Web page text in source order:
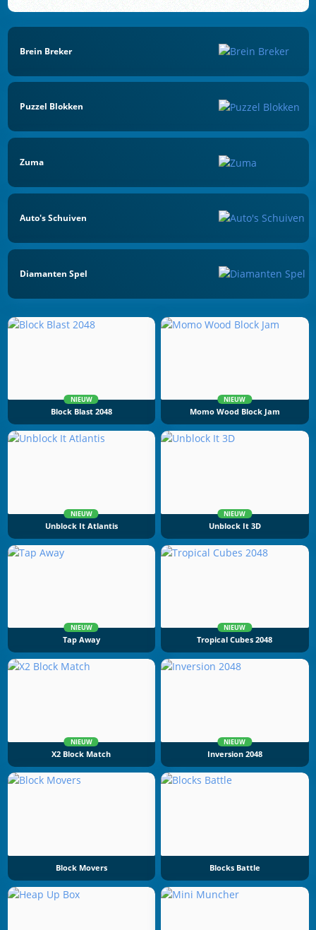
Brein Breker
Puzzel Blokken
Zuma
Auto's Schuiven
Diamanten Spel
NIEUW
Block Blast 2048
NIEUW
Momo Wood Block Jam
NIEUW
Unblock It Atlantis
NIEUW
Unblock It 3D
NIEUW
Tap Away
NIEUW
Tropical Cubes 2048
NIEUW
X2 Block Match
NIEUW
Inversion 2048
Block Movers Blocks Battle